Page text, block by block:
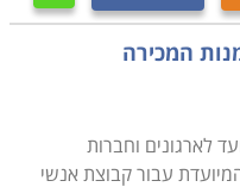
המכירה
לארגונים וחברות
עבור קבוצת אנשי